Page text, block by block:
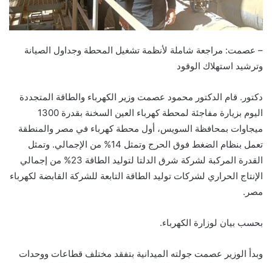
– عصمت: مراجعة شاملة لأنظمة تشغيل المحطة وجداول الصيانة
وترشيد استهلاك الوقود
دكتور. قام الدكتور محمود عصمت وزير الكهرباء والطاقة المتجددة
اليوم بزيارة مفاجئة لمحطة كهرباء العين السخنة بقدرة 1300
ميجاوات بمحافظة السويس، أول محطة كهرباء في مصر والمنطقة
تعمل بنظام الضغط فوق الحرج وتمثل 14% من الإجمالي. وتمثل
القدرة المركبة لشركة شرق الدلتا لتوليد الطاقة 23% من إجمالي
الإنتاج الحراري لشركات توليد الطاقة التابعة للشركة القابضة لكهرباء
مصر.
بحسب بيان لوزارة الكهرباء.
وبدأ الوزير عصمت جولته الميدانية بتفقد مختلف قطاعات ووحدات